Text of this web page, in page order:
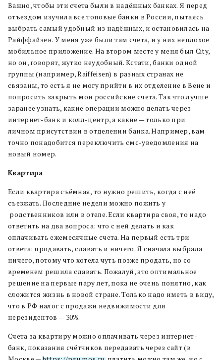
Важно, чтобы эти счета были в надёжных банках. Я перед
отъездом изучила все топовые банки в России, пытаясь
выбрать самый удобный из надёжных, и остановилась на
Райффайзен. У меня уже были там счета, и у них неплохое
мобильное приложение. На втором месте у меня был City,
но он, говорят, жутко неудобный. Кстати, банки одной
группы (например, Raiffeisen) в разных странах не
связаны, то есть я не могу прийти в их отделение в Вене и
попросить закрыть мои российские счета. Так что лучше
заранее узнать, какие операции можно делать через
интернет-банк и колл-центр, а какие — только при
личном присутствии в отделении банка. Например, вам
точно понадобится переключить смс-уведомления на
новый номер.
Квартира
Если квартира съёмная, то нужно решить, когда с неё
съезжать. Последние недели можно пожить у
родственников или в отеле. Если квартира своя, то надо
ответить на два вопроса: что с ней делать и как
оплачивать ежемесячные счета. На первый есть три
ответа: продавать, сдавать и ничего. Я сначала выбрала
ничего, потому что хотела чуть позже продать, но со
временем решила сдавать. Пожалуй, это оптимальное
решение на первые пару лет, пока не очень понятно, как
сложится жизнь в новой стране. Только надо иметь в виду,
что в РФ налог с продажи недвижимости для
нерезидентов — 30%.
Счета за квартиру можно оплачивать через интернет-
банк, показания счётчиков передавать через сайт (в